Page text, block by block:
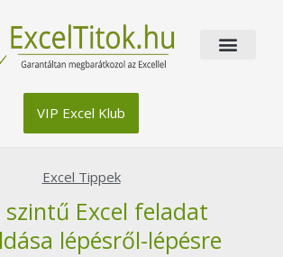
VIP Excel Klub
Excel Tippek
szintű Excel feladat
lépésről-lépésre